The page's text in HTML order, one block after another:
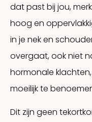
dat past bij jou,
hoog en
in je nek en
overgaat, ook niet
hormonale
moeilijk te
Dit zijn geen